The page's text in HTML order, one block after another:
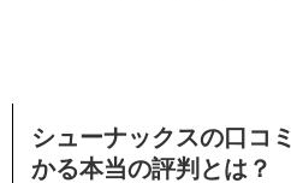
シューナックスの口コ
かる本当の評判とは？